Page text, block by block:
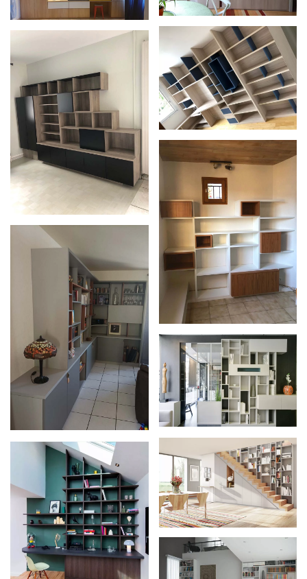
Zoom
Zoom
Zoom
Zoom
Zoom
Zoom
Zoom